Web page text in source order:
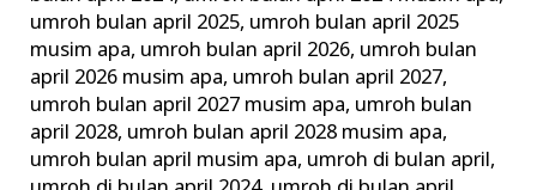
umroh bulan april 2025, umroh bulan april 2025
musim apa, umroh bulan april 2026, umroh bulan
april 2026 musim apa, umroh bulan april 2027,
umroh bulan april 2027 musim apa, umroh bulan
april 2028, umroh bulan april 2028 musim apa,
umroh bulan april musim apa, umroh di bulan april,